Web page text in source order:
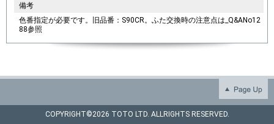
備考
色番指定が必要です。旧品番：S90CR。ふた交換時の注意点は_Q&ANo12
88参照
COPYRIGHT©2026 TOTO LTD. ALLRIGHTS RESERVED.